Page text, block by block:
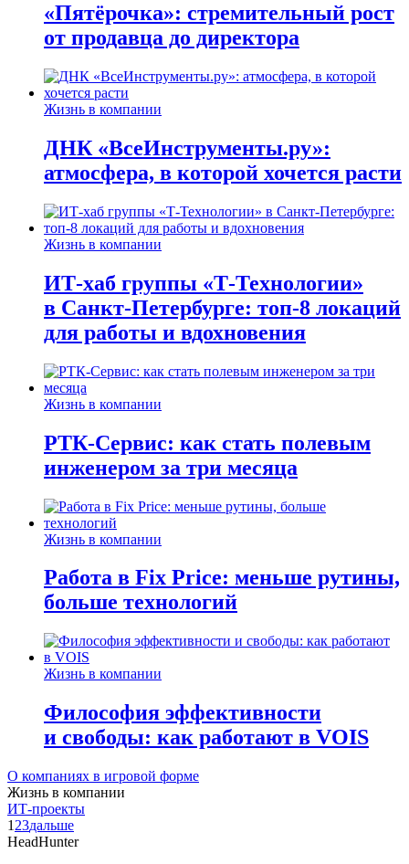
«Пятёрочка»: стремительный рост
от продавца до директора
Жизнь в компании
ДНК «ВсеИнструменты.ру»:
атмосфера, в которой хочется расти
Жизнь в компании
ИТ-хаб группы «Т-Технологии»
в Санкт-Петербурге: топ-8 локаций
для работы и вдохновения
Жизнь в компании
РТК-Сервис: как стать полевым
инженером за три месяца
Жизнь в компании
Работа в Fix Price: меньше рутины,
больше технологий
Жизнь в компании
Философия эффективности
и свободы: как работают в VOIS
О компаниях в игровой форме
Жизнь в компании
ИТ-проекты
1 23дальше
HeadHunter